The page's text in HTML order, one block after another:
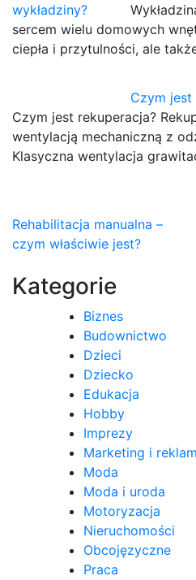
sercem wielu domowych
ciepła i przytulności, ale
Czym jest
Czym jest rekuperacja?
wentylacją mechaniczną z
Klasyczna wentylacja
Nawigacja
wpisu
Rehabilitacja manualna –
czym właściwie jest?
Kategorie
Biznes
Budownictwo
Dzieci
Dziecko
Edukacja
Hobby
Imprezy
Marketing i
Moda
Moda i uroda
Motoryzacja
Nieruchomości
Obcojęzyczne
Praca